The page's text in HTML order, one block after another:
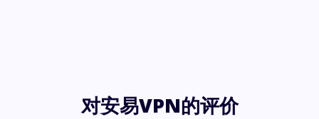
对安易VPN的评价